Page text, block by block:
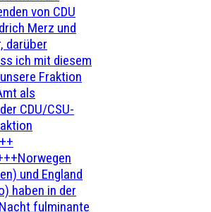
von CDU
Merz und
darüber
ich mit diesem
Fraktion
als
CDU/CSU-
und England
haben in der
fulminante